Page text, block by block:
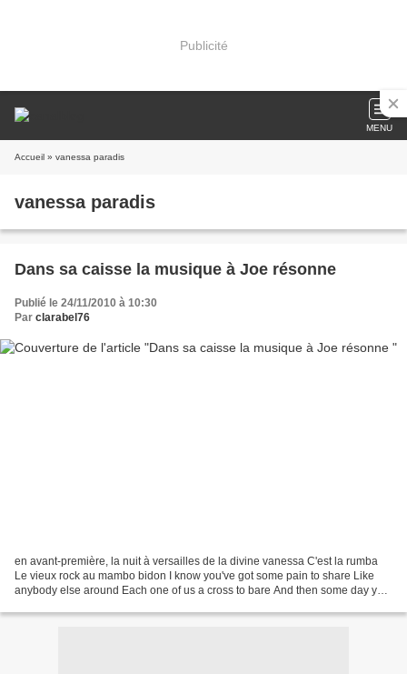
Publicité
MENU
Accueil » vanessa paradis
vanessa paradis
Dans sa caisse la musique à Joe résonne
Publié le 24/11/2010 à 10:30
Par clarabel76
en avant-première, la nuit à versailles de la divine vanessa C'est la rumba
Le vieux rock au mambo bidon I know you've got some pain to share Like
anybody else around Each one of us a cross to bare And then some day you